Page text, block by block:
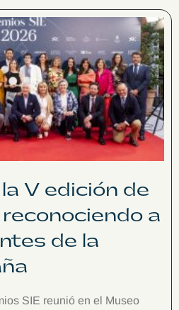
V edición de
a
de la
SIE reunió en el Museo